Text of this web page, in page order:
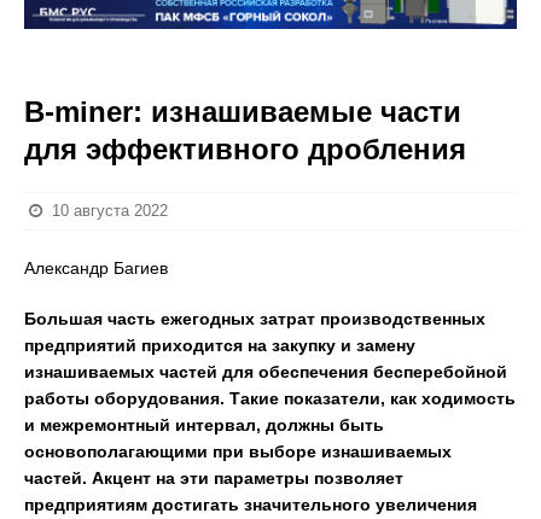
B-miner: изнашиваемые части
для эффективного дробления
10 августа 2022
Александр Багиев
Большая часть ежегодных затрат производственных
предприятий приходится на закупку и замену
изнашиваемых частей для обеспечения бесперебойной
работы оборудования. Такие показатели, как ходимость
и межремонтный интервал, должны быть
основополагающими при выборе изнашиваемых
частей. Акцент на эти параметры позволяет
предприятиям достигать значительного увеличения